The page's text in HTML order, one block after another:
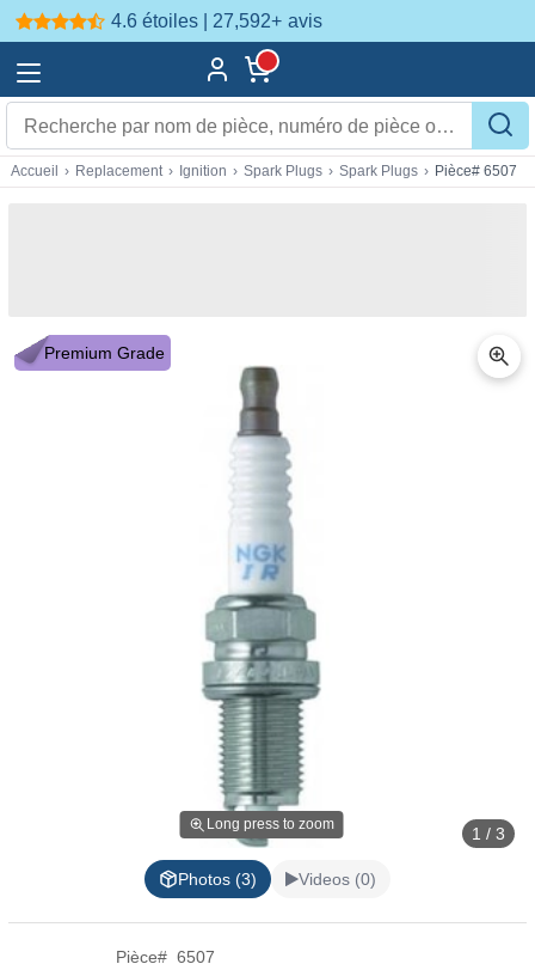
4.6 étoiles | 27,592+ avis
Accueil › Replacement › Ignition › Spark Plugs › Spark Plugs › Pièce# 6507
Premium Grade
Long press to zoom 1 / 3
Photos (3) Videos (0)
Pièce# 6507